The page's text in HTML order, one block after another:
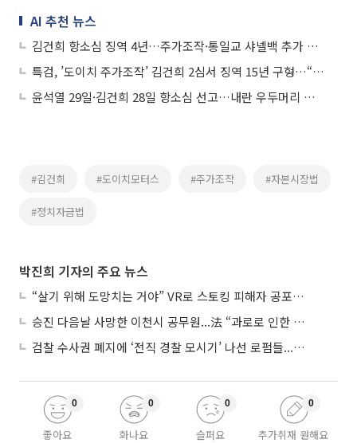
AI 추천 뉴스
김건희 항소심 징역 4년…주가조작·통일교 샤넬백 추가 유죄 인정
특검, ’도이치 주가조작’ 김건희 2심서 징역 15년 구형…“원심 형량 지나치게 가벼워”
윤석열 29일·김건희 28일 항소심 선고…내란 우두머리 재판도 시작
#김건희 #도이치모터스 #주가조작 #자본시장법
#정치자금법
박진희 기자의 주요 뉴스
“살기 위해 도망치는 거야” VR로 스토킹 피해자 공포 마주한 수형자들
승진 다음날 사망한 이천시 공무원...法 “과로로 인한 순직”
검찰 수사권 폐지에 ‘전직 경찰 모시기’ 나선 로펌들...“경찰수사 대응 강화”
좋아요
0
화나요
0
슬퍼요
0
추가취재 원해요
0